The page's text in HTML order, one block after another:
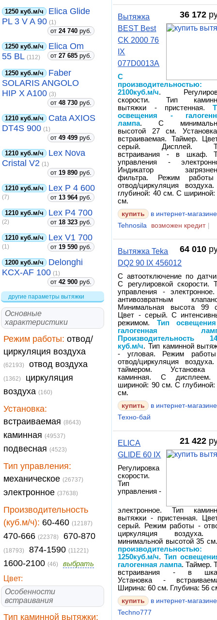
1250 куб.м/ч
Elica Glide
PL 3 V A 90 (1)
от 24 740 руб.
1250 куб.м/ч
Elica Om
55 BL (112) от 27 685 руб.
1250 куб.м/ч
Faber
SOLARIS ANGOLO
HIP X A100 (3)
от 48 730 руб.
1210 куб.м/ч
Cata AXIOS
DT4S 900 (1)
от 49 499 руб.
1210 куб.м/ч
Lex Nova
Cristal V2 (1)
от 19 890 руб.
1210 куб.м/ч Lex P 4 600
(7) от 13 964руб.
1210 куб.м/ч Lex P4 700
(2) от 18 323 руб.
1210 куб.м/ч Lex V1 700
(1) от 19 590 руб.
1200 куб.м/ч
Delonghi
KCX-AF 100 (1)
от 42 900 руб.
другие параметры вытяжки
Основные
характеристики
Режим работы: отвод/
циркуляция воздуха
(62193) отвод воздуха
(1362)
циркуляция
воздуха (160)
Установка:
встраиваемая (8643)
каминная (49537)
подвесная (4523)
Тип управления:
механическое (26737)
электронное (37638)
Производительность
(куб.м/ч): 60-460 (12187)
470-666 (22378) 670-870
(18793) 874-1590 (11221)
1600-2100 (46)
выбрать
Цвет:
Особенности
встраивания
Тип каминной вытяжки:
36 172
Вытяжка
BEST Best
CK 2000 76
IX
077D0013A
С
производительностью:
2100куб.м/ч.
скорости. Тип
вытяжки - пристенная.
освещения -
лампа. С
высотой 27 см.
встраиваемая. Таймер.
серый. Дисплей.
встраивания - в шкаф.
управления -
Индикатор
фильтра. Режим
отвод/циркуляция
глубиной: 40 см. С шириной:
см.
в интернет-магазине
Tehnosila
возможен кредит
64 010
Вытяжка Teka
DQ2 90 IX 456012
С автоотключение по
С регулировкой скорости.
управления -
антивозвратным
Минимальная высота 99
Цвет - серый. С
режимом. Тип
галогенная
Производительность
куб.м/ч. Тип каминной
- угловая. Режим
отвод/циркуляция
таймером.
каминная. С
шириной: 90 см. С глубиной:
см.
в интернет-магазине
Техно-бай
21 422
ELICA
GLIDE 60 IX
Регулировка
скорости.
Тип
управления -
электронное. Тип
вытяжки - пристенная.
серый. Режим работы -
циркуляция
минимальной высотой 35
производительностью:
1250куб.м/ч.Тип
галогенная лампа. Таймер.
встраивания - в
Установка -
Ширина: 60 см. Глубина: 56
в интернет-магазине
Techno777